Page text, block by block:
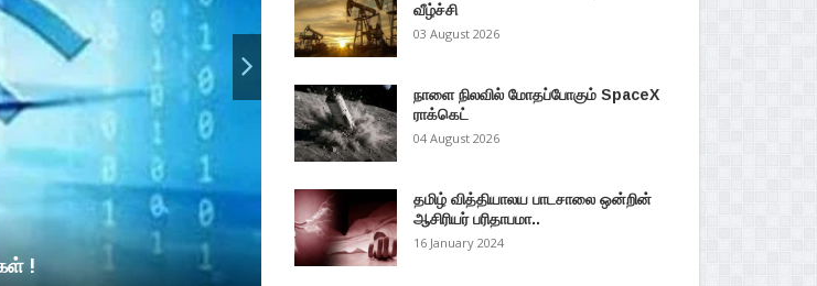
!
வீழ்ச்சி
03 August 2026
நாளை நிலவில் மோதப்போகும் SpaceX
ராக்கெட்
04 August 2026
தமிழ் வித்தியாலய பாடசாலை ஒன்றின்
ஆசிரியர் பரிதாபமா..
16 January 2024